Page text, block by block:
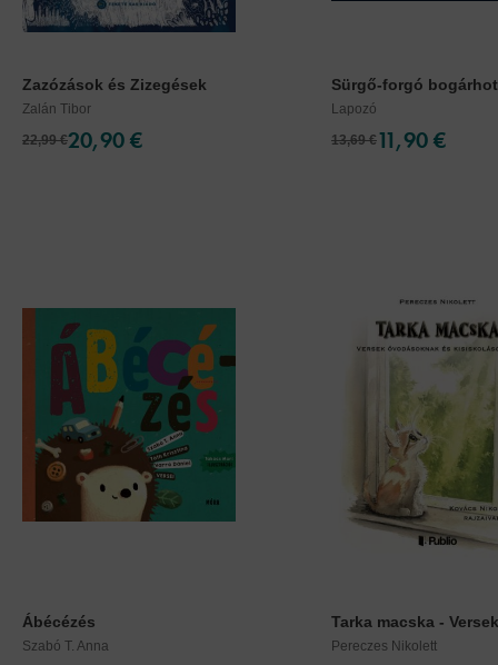
Zazózások és Zizegések
Zalán Tibor
22,99 €20,90 €
Sürgő-forgó
Lapozó
13,69 €11,90 €
Ábécézés
Szabó T. Anna
Tarka macska -
Pereczes Nikolett